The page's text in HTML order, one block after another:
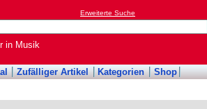
Erweiterte Suche
in Musik
Zufälliger Artikel Kategorien Shop